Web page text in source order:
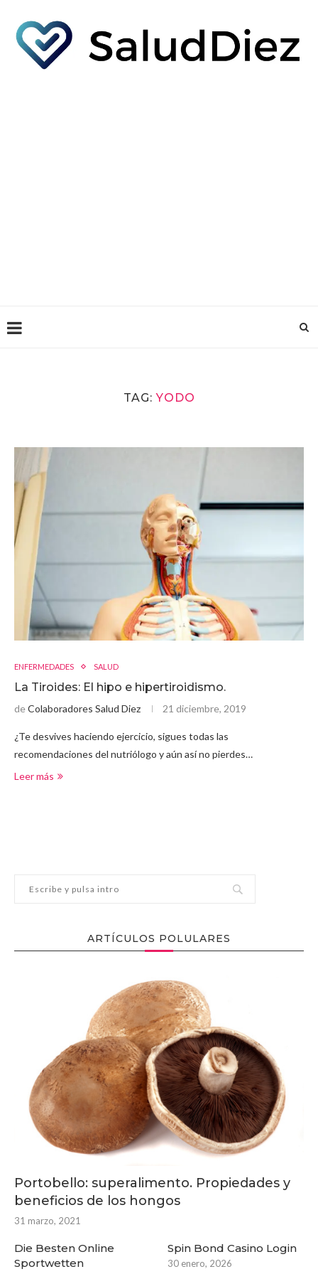
TAG:YODO
ENFERMEDADES SALUD
La Tiroides: El hipo e hipertiroidismo.
deColaboradores Salud Diez 21 diciembre, 2019
¿Te desvives haciendo ejercicio, sigues todas las
recomendaciones del nutriólogo y aún así no pierdes…
Leer más
ARTÍCULOS POLULARES
Portobello: superalimento. Propiedades y
beneficios de los hongos
31 marzo, 2021
Die Besten Online
Sportwetten
Spin Bond Casino Login
30 enero, 2026